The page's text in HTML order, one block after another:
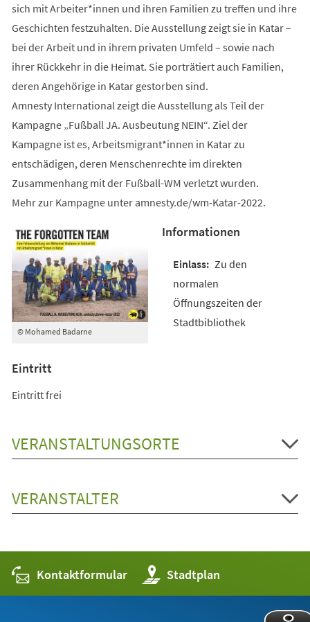
sich mit Arbeiter*innen und ihren Familien zu treffen und ihre
Geschichten festzuhalten. Die Ausstellung zeigt sie in Katar –
bei der Arbeit und in ihrem privaten Umfeld – sowie nach
ihrer Rückkehr in die Heimat. Sie porträtiert auch Familien,
deren Angehörige in Katar gestorben sind.
Amnesty International zeigt die Ausstellung als Teil der
Kampagne „Fußball JA. Ausbeutung NEIN“. Ziel der
Kampagne ist es, Arbeitsmigrant*innen in Katar zu
entschädigen, deren Menschenrechte im direkten
Zusammenhang mit der Fußball-WM verletzt wurden.
Mehr zur Kampagne unter amnesty.de/wm-Katar-2022.
© Mohamed Badarne
Informationen
Zu den
normalen
Öffnungszeiten der
Stadtbibliothek
Eintritt
Eintritt frei
VERANSTALTUNGSORTE
VERANSTALTER
Kontaktformular Stadtplan
(Öffnet
in
einem